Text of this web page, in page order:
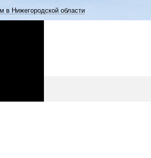
в Нижегородской области